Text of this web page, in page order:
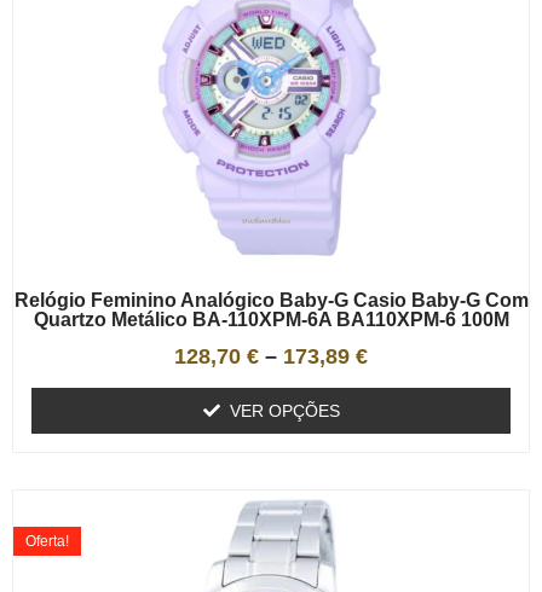
Relógio Feminino Analógico Baby-G Casio Baby-G Com
Quartzo Metálico BA-110XPM-6A BA110XPM-6 100M
128,70 € – 173,89 €
VER OPÇÕES
Oferta!